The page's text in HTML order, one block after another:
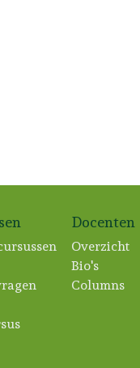
Docenten
Overzicht
Bio's
Columns